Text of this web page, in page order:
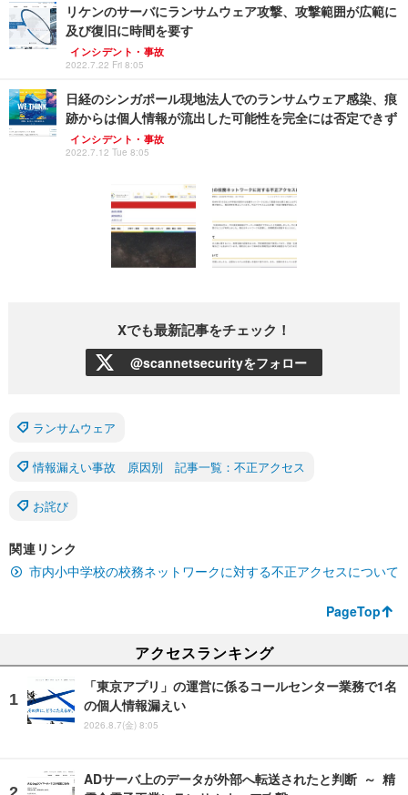
リケンのサーバにランサムウェア攻撃、攻撃範囲が広範に
及び復旧に時間を要す
インシデント・事故
2022.7.22 Fri 8:05
日経のシンガポール現地法人でのランサムウェア感染、痕
跡からは個人情報が流出した可能性を完全には否定できず
インシデント・事故
2022.7.12 Tue 8:05
Xでも最新記事をチェック！
@scannetsecurityをフォロー
ランサムウェア
情報漏えい事故 原因別 記事一覧：不正アクセス
お詫び
関連リンク
市内小中学校の校務ネットワークに対する不正アクセスについて
PageTop
アクセスランキング
「東京アプリ」の運営に係るコールセンター業務で1名
の個人情報漏えい
2026.8.7(金) 8:05
ADサーバ上のデータが外部へ転送されたと判断 ～ 精